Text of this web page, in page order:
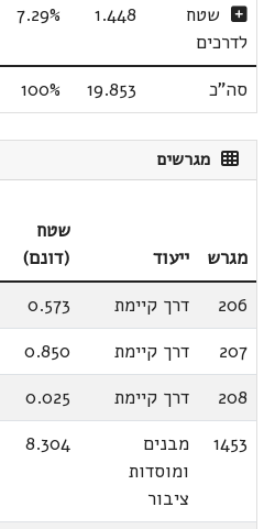
שטח
לדרכים
1.448
7.29%
סה"כ 19.853
100%
מגרשים
מגרש ייעוד
שטח
(דונם)
206
דרך קיימת
0.573
207
דרך קיימת
0.850
208
דרך קיימת
0.025
1453
מבנים
ומוסדות
ציבור
8.304